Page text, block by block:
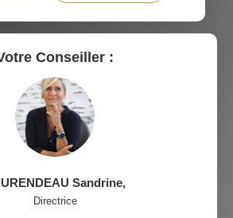
Conseiller :
Sandrine,
Directrice